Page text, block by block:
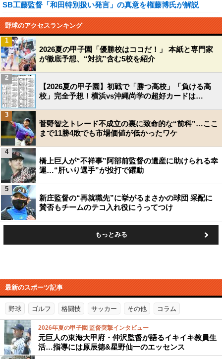
SB工藤監督「和田特別扱い発言」の真意を権藤博氏が解説
野球のアクセスランキング
2026夏の甲子園「優勝校はココだ！」 本紙と専門家
が徹底予想、“対抗”含む5校を紹介
1
【2026夏の甲子園】初戦で「勝つ高校」「負ける高
校」完全予想！横浜vs沖縄尚学の超好カードは…
2
菅野智之トレード不成立の裏に致命的な“前科”…ここ
まで11勝4敗でも市場価値が低かったワケ
3
橋上巨人が“不祥事”阿部前監督の遺産に助けられる幸
運…“肝いり選手”が投打で躍動
4
新庄監督の“再就職先”に挙がるまさかの球団 采配に
賛否もチームのテコ入れ役にうってつけ
5
もっとみる
最新のスポーツ記事
野球 ゴルフ 格闘技 サッカー その他 コラム
2026年夏の甲子園 監督突撃インタビュー
元巨人の東海大甲府・仲沢監督が語るイキイキ教員生
活…指導には原辰徳&星野仙一のエッセンス